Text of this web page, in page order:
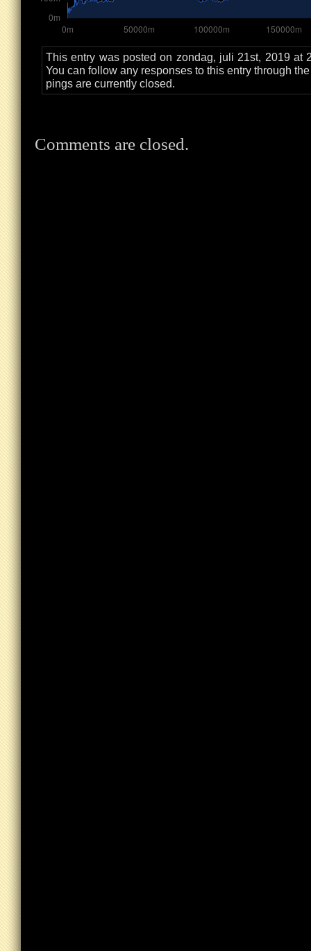
This entry was posted on zondag, juli 21st, 2019 at
You can follow any responses to this entry through
pings are currently closed.
Comments are closed.